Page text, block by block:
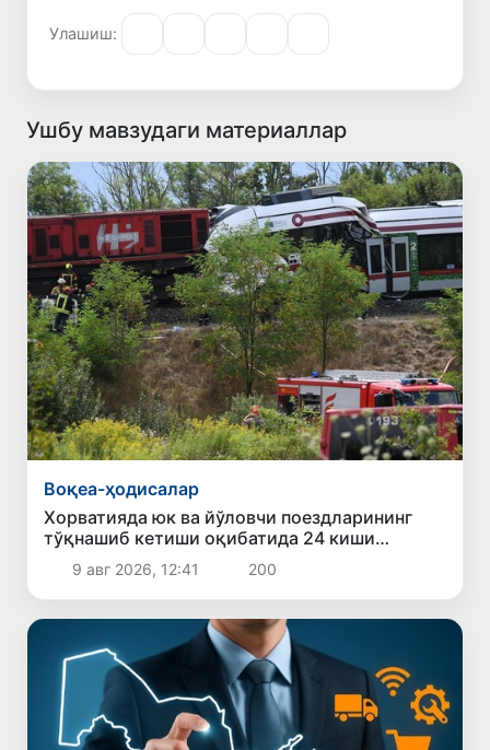
Улашиш:
Ушбу мавзудаги материаллар
Воқеа-ҳодисалар
Хорватияда юк ва йўловчи поездларининг
тўқнашиб кетиши оқибатида 24 киши
жабрланди
9 авг 2026, 12:41 200